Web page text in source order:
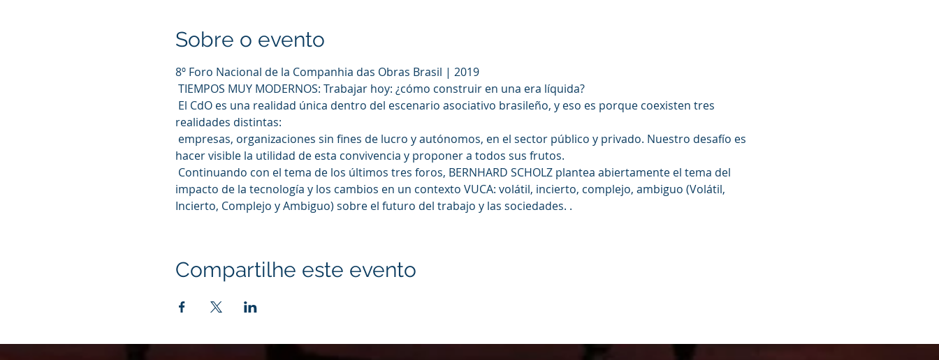
Sobre o evento
8º Foro Nacional de la Companhia das Obras Brasil | 2019
TIEMPOS MUY MODERNOS: Trabajar hoy: ¿cómo construir en una era líquida?
realidades distintas:
hacer visible la utilidad de esta convivencia y proponer a todos sus frutos.
impacto de la tecnología y los cambios en un contexto VUCA: volátil, incierto, complejo, ambiguo (Volátil,
Incierto, Complejo y Ambiguo) sobre el futuro del trabajo y las sociedades. .
Compartilhe este evento